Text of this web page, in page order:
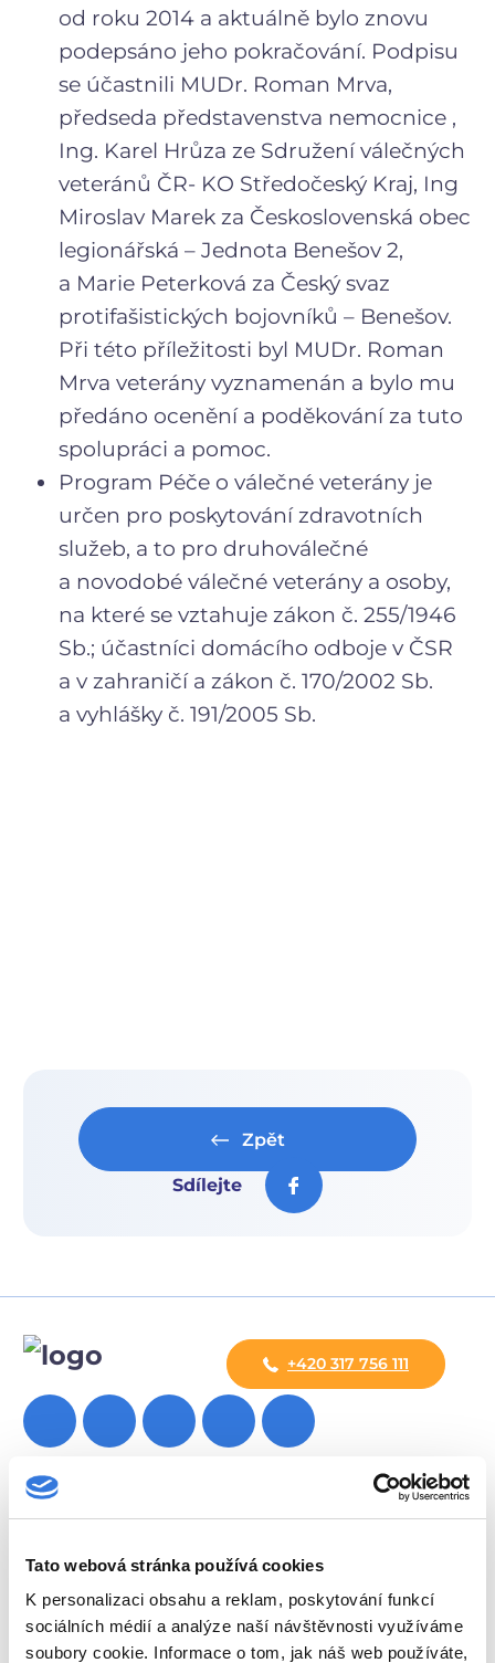
Tato webová stránka používá cookies
K personalizaci obsahu a reklam, poskytování funkcí
sociálních médií a analýze naší návštěvnosti využíváme
soubory cookie. Informace o tom, jak náš web používáte,
od roku 2014 a aktuálně bylo znovu
podepsáno jeho pokračování. Podpisu
se účastnili MUDr. Roman Mrva,
předseda představenstva nemocnice ,
Ing. Karel Hrůza ze Sdružení válečných
veteránů ČR- KO Středočeský Kraj, Ing
Miroslav Marek za Československá obec
legionářská – Jednota Benešov 2,
a Marie Peterková za Český svaz
protifašistických bojovníků – Benešov.
Při této příležitosti byl MUDr. Roman
Mrva veterány vyznamenán a bylo mu
předáno ocenění a poděkování za tuto
spolupráci a pomoc.
Program Péče o válečné veterány je
určen pro poskytování zdravotních
služeb, a to pro druhoválečné
a novodobé válečné veterány a osoby,
na které se vztahuje zákon č. 255/1946
Sb.; účastníci domácího odboje v ČSR
a v zahraničí a zákon č. 170/2002 Sb.
a vyhlášky č. 191/2005 Sb.
Zpět
Sdílejte
+420 317 756 111
Oddělení
Pohotovost
Lékárna
Novinky